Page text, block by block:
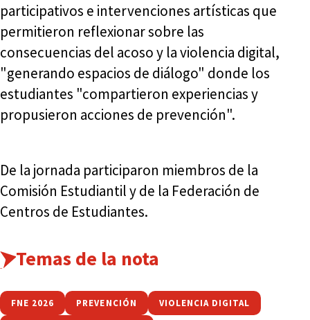
participativos e intervenciones artísticas que
permitieron reflexionar sobre las
consecuencias del acoso y la violencia digital,
"generando espacios de diálogo" donde los
estudiantes "compartieron experiencias y
propusieron acciones de prevención".
De la jornada participaron miembros de la
Comisión Estudiantil y de la Federación de
Centros de Estudiantes.
Temas de la nota
FNE 2026 PREVENCIÓN VIOLENCIA DIGITAL